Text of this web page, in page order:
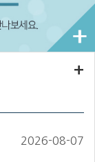
+
2026-08-07